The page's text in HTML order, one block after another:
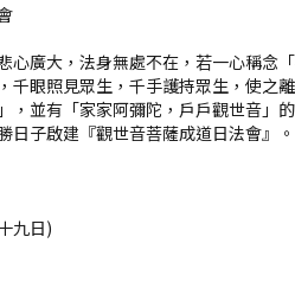
心廣大，法身無處不在，若一心稱念
千眼照見眾生，千手護持眾生，使之
，並有「家家阿彌陀，戶戶觀世音」
日子啟建『觀世音菩薩成道日法會』。
九日)